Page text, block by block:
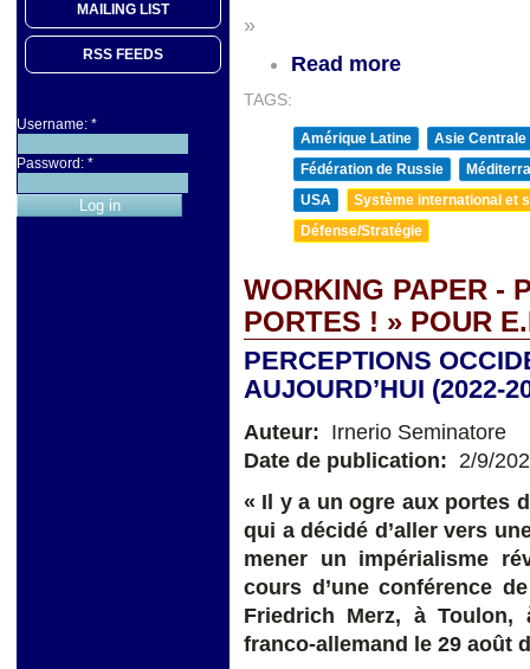
MAILING LIST
RSS FEEDS
Username: *
Password: *
»
Read more
TAGS:
Amérique Latine
Asie Centrale
Fédération de Russie
USA
Système international et
Défense/Stratégie
WORKING PAPER -
PORTES ! » POUR
PERCEPTIONS
AUJOURD’HUI (2022-
Auteur: Irnerio Seminatore
Date de publication: 2/9/
« Il y a un ogre aux portes
qui a décidé d’aller vers
mener un impérialisme
cours d’une conférence
Friedrich Merz, à Toulon,
franco-allemand le 29 août